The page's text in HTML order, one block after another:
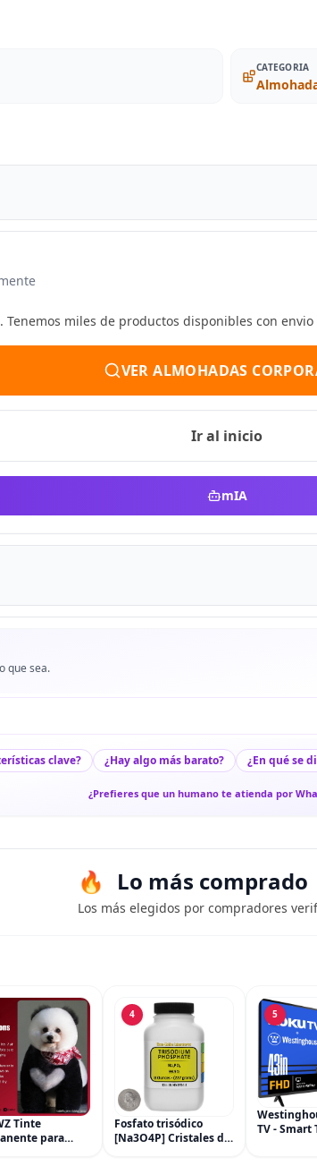
CATEGORIA
miles de productos disponibles con envio
VER ALMOHADAS
Ir al inicio
mIA
que sea.
clave? ¿Hay algo más barato? ¿En qué se
¿Prefieres que un humano te atienda por
Lo más comprado
Los más elegidos por compradores
Tinte
para
4
Fosfato trisódico
[Na3O4P] Cristales de
5
TV - Smart